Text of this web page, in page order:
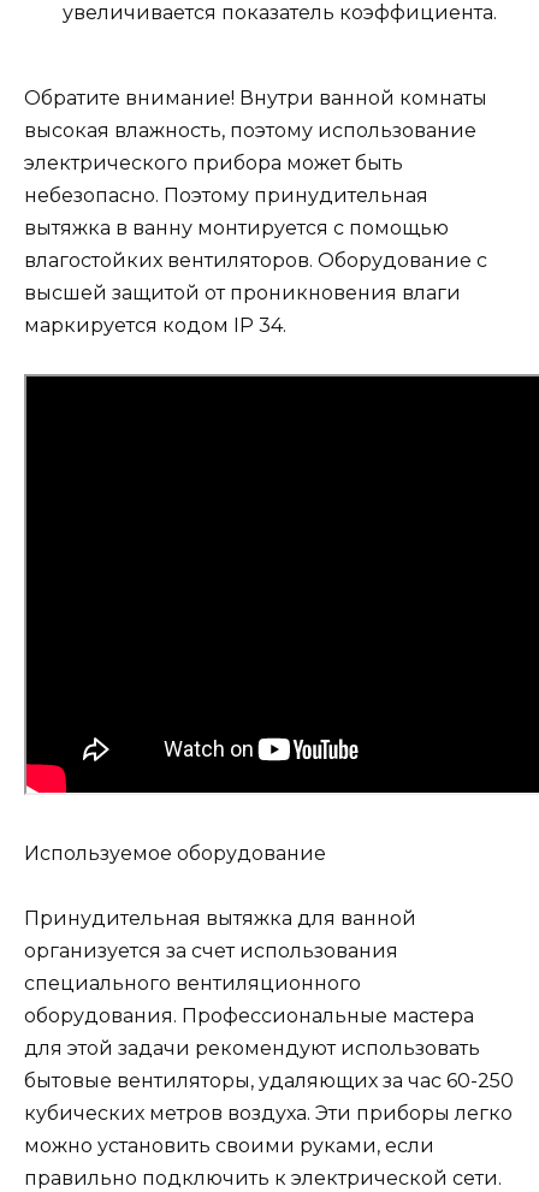
увеличивается показатель коэффициента.
Обратите внимание! Внутри ванной комнаты
высокая влажность, поэтому использование
электрического прибора может быть
небезопасно. Поэтому принудительная
вытяжка в ванну монтируется с помощью
влагостойких вентиляторов. Оборудование с
высшей защитой от проникновения влаги
маркируется кодом IP 34.
Используемое оборудование
Принудительная вытяжка для ванной
организуется за счет использования
специального вентиляционного
оборудования. Профессиональные мастера
для этой задачи рекомендуют использовать
бытовые вентиляторы, удаляющих за час 60-250
кубических метров воздуха. Эти приборы легко
можно установить своими руками, если
правильно подключить к электрической сети.